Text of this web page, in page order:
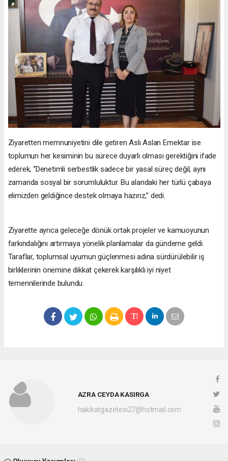
Ziyaretten memnuniyetini dile getiren Aslı Aslan Emektar ise
toplumun her kesiminin bu sürece duyarlı olması gerektiğini ifade
ederek, “Denetimli serbestlik sadece bir yasal süreç değil, aynı
zamanda sosyal bir sorumluluktur. Bu alandaki her türlü çabaya
elimizden geldiğince destek olmaya hazırız,” dedi.
Ziyarette ayrıca geleceğe dönük ortak projeler ve kamuoyunun
farkındalığını artırmaya yönelik planlamalar da gündeme geldi.
Taraflar, toplumsal uyumun güçlenmesi adına sürdürülebilir iş
birliklerinin önemine dikkat çekerek karşılıklı iyi niyet
temennilerinde bulundu.
AZRA CEYDA KASIRGA
hakikatgazetesi27@hotmail.com